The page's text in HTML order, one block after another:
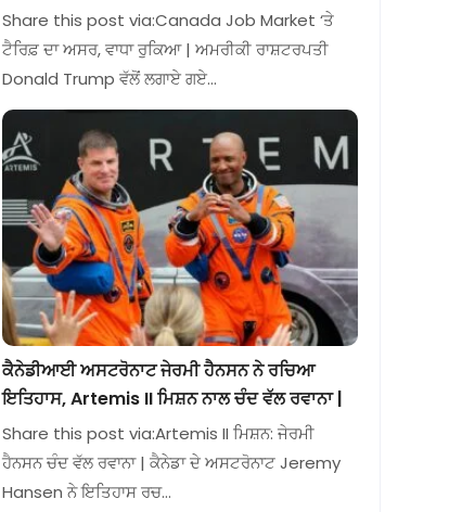
Share this post via:Canada Job Market ‘ਤੇ
ਟੈਰਿਫ਼ ਦਾ ਅਸਰ, ਵਾਧਾ ਰੁਕਿਆ | ਅਮਰੀਕੀ ਰਾਸ਼ਟਰਪਤੀ
Donald Trump ਵੱਲੋਂ ਲਗਾਏ ਗਏ…
ਕੈਨੇਡੀਆਈ ਅਸਟਰੋਨਾਟ ਜੇਰਮੀ ਹੈਨਸਨ ਨੇ ਰਚਿਆ
ਇਤਿਹਾਸ, Artemis II ਮਿਸ਼ਨ ਨਾਲ ਚੰਦ ਵੱਲ ਰਵਾਨਾ |
Share this post via:Artemis II ਮਿਸ਼ਨ: ਜੇਰਮੀ
ਹੈਨਸਨ ਚੰਦ ਵੱਲ ਰਵਾਨਾ | ਕੈਨੇਡਾ ਦੇ ਅਸਟਰੋਨਾਟ Jeremy
Hansen ਨੇ ਇਤਿਹਾਸ ਰਚ…